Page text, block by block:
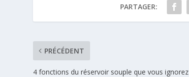
PARTAGER:
PRÉCÉDENT
4 fonctions du réservoir souple que vous ignorez